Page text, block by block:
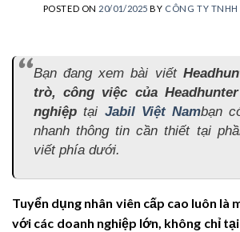
POSTED ON 20/01/2025 BY CÔNG TY
Bạn đang xem bài viết
trò, công việc của
nghiệp tại Jabil Việt Nambạn
nhanh thông tin cần thiết tại
viết phía dưới.
Tuyển dụng nhân viên cấp cao luôn
với các doanh nghiệp lớn, không chỉ